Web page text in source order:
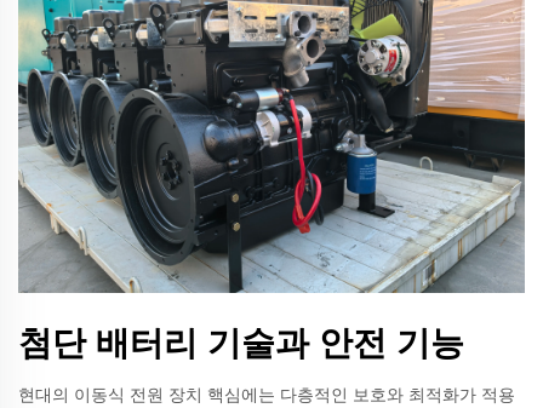
첨단 배터리 기술과 안전 기능
현대의 이동식 전원 장치 핵심에는 다층적인 보호와 최적화가 적용